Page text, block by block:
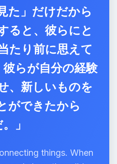
た」だけだから
ると、彼らにと
たり前に思えて
らが自分の経験
、新しいものを
ができたから
」
things. When